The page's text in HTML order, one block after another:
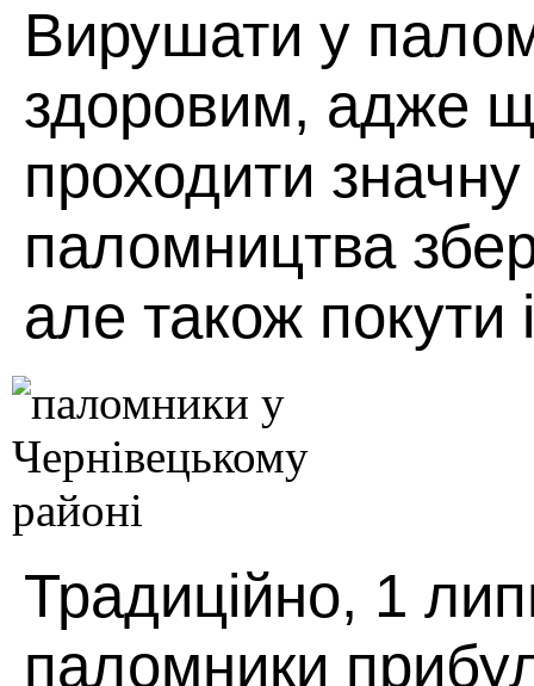
Вирушати у
здоровим, адже
проходити
паломництва
але також покути
Традиційно, 1
паломники